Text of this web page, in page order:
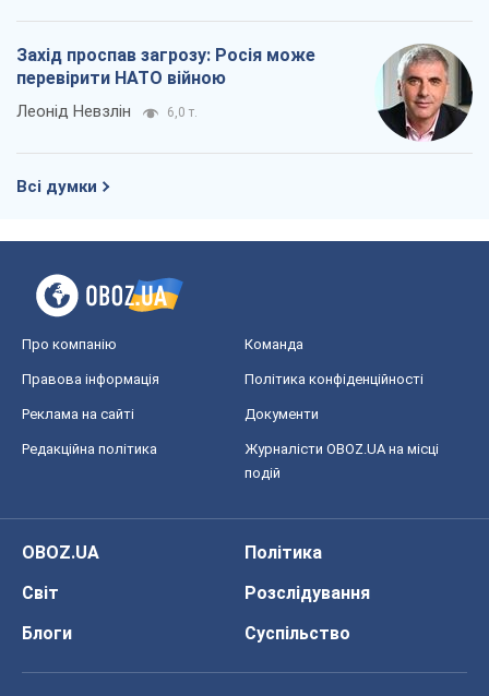
Захід проспав загрозу: Росія може
перевірити НАТО війною
Леонід Невзлін 6,0 т.
Всі думки
Про компанію Команда
Правова інформація Політика конфіденційності
Реклама на сайті Документи
Редакційна політика
Журналісти OBOZ.UA на місці
подій
OBOZ.UA
Політика
Світ
Розслідування
Блоги
Суспільство